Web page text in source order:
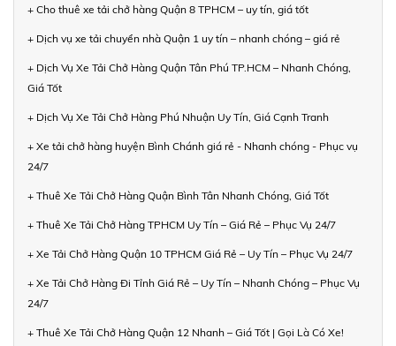
+ Cho thuê xe tải chở hàng Quận 8 TPHCM – uy tín, giá tốt
+ Dịch vụ xe tải chuyển nhà Quận 1 uy tín – nhanh chóng – giá rẻ
+ Dịch Vụ Xe Tải Chở Hàng Quận Tân Phú TP.HCM – Nhanh Chóng,
Giá Tốt
+ Dịch Vụ Xe Tải Chở Hàng Phú Nhuận Uy Tín, Giá Cạnh Tranh
+ Xe tải chở hàng huyện Bình Chánh giá rẻ - Nhanh chóng - Phục vụ
24/7
+ Thuê Xe Tải Chở Hàng Quận Bình Tân Nhanh Chóng, Giá Tốt
+ Thuê Xe Tải Chở Hàng TPHCM Uy Tín – Giá Rẻ – Phục Vụ 24/7
+ Xe Tải Chở Hàng Quận 10 TPHCM Giá Rẻ – Uy Tín – Phục Vụ 24/7
+ Xe Tải Chở Hàng Đi Tỉnh Giá Rẻ – Uy Tín – Nhanh Chóng – Phục Vụ
24/7
+ Thuê Xe Tải Chở Hàng Quận 12 Nhanh – Giá Tốt | Gọi Là Có Xe!